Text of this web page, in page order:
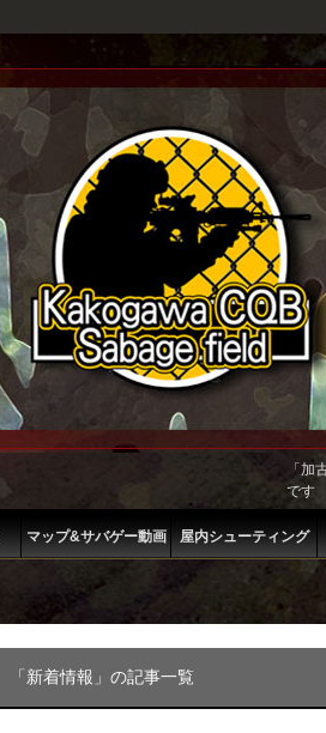
「加
です
マップ&サバゲー動画 屋内シューティング
「新着情報」の記事一覧